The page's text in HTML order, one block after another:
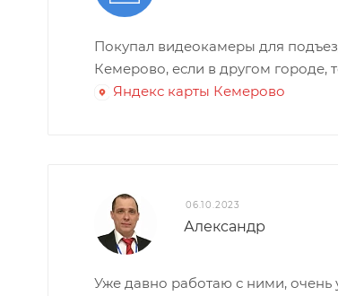
Покупал видеокамеры для
Кемерово, если в другом городе,
Яндекс карты Кемерово
06.10.2023
Александр
Уже давно работаю с ними, очень